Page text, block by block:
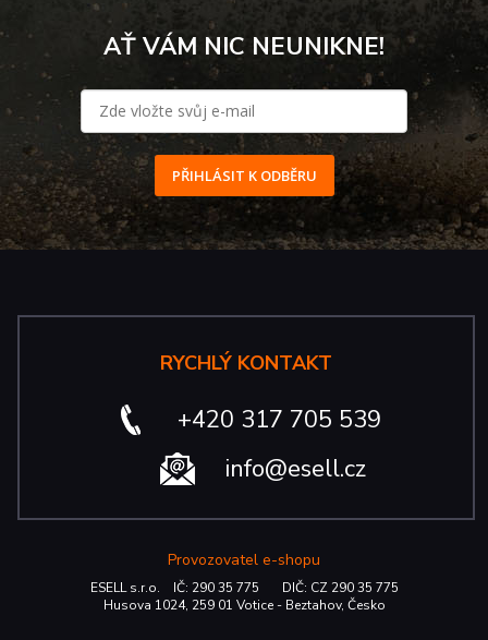
AŤ VÁM NIC NEUNIKNE!
PŘIHLÁSIT K ODBĚRU
RYCHLÝ KONTAKT
+420 317 705 539
info@esell.cz
Provozovatel e-shopu
ESELL s.r.o. IČ: 290 35 775 DIČ: CZ 290 35 775
Husova 1024, 259 01 Votice - Beztahov, Česko